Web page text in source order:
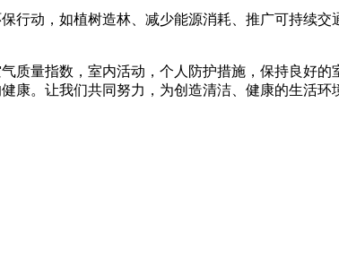
行动，如植树造林、减少能源消耗、推广可持续
质量指数，室内活动，个人防护措施，保持良好
康。让我们共同努力，为创造清洁、健康的生活环